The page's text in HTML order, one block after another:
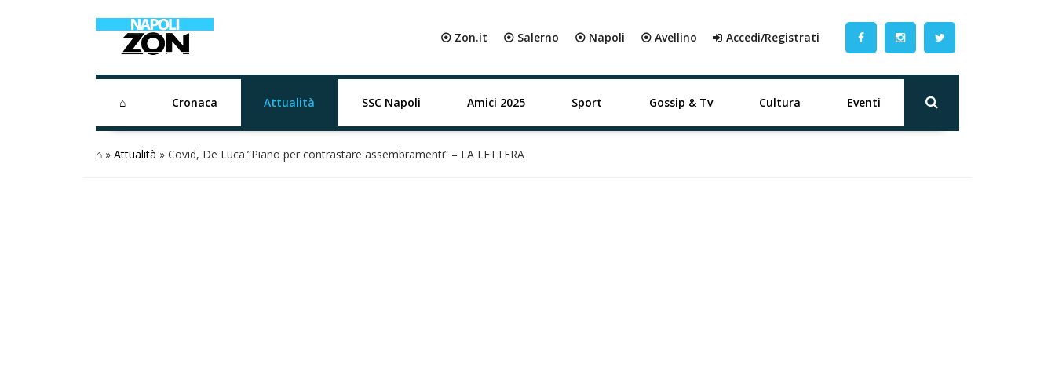
⦿ Zon.it ⦿ Salerno ⦿ Napoli ⦿ Avellino Accedi/Registrati
⌂ Cronaca Attualità SSC Napoli Amici 2025 Sport Gossip & Tv Cultura Eventi
⌂ » Attualità » Covid, De Luca:”Piano per contrastare assembramenti” – LA LETTERA